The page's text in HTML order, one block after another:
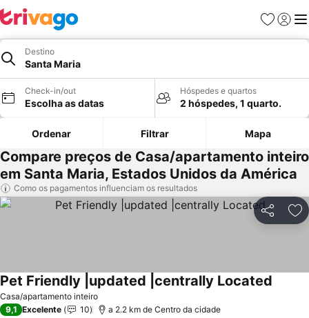
Favoritos
Iniciar
Destino
Santa Maria
Check-in/out
Escolha as datas
Hóspedes e quartos
2 hóspedes, 1 quarto.
Ordenar Filtrar Mapa
Compare preços de Casa/apartamento inteiro
em Santa Maria, Estados Unidos da América
Como os pagamentos influenciam os resultados
Partilhar
Casa/apartamento inteiro
Pet Friendly |updated |centrally Located
9,1 Excelente 10 a 2.2 km de Centro da cidade